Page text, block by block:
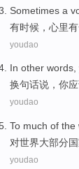
Sometimes a
有时候 ， 心里有
youdao
In other words,
换句话说， 你
youdao
To much of the
对世界大部分
youdao